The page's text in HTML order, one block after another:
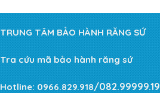
TRUNG TÂM BẢO HÀNH RĂNG SỨ
Tra cứu mã bảo hành răng sứ
Hotline: 0966.829.918/082.99999.19